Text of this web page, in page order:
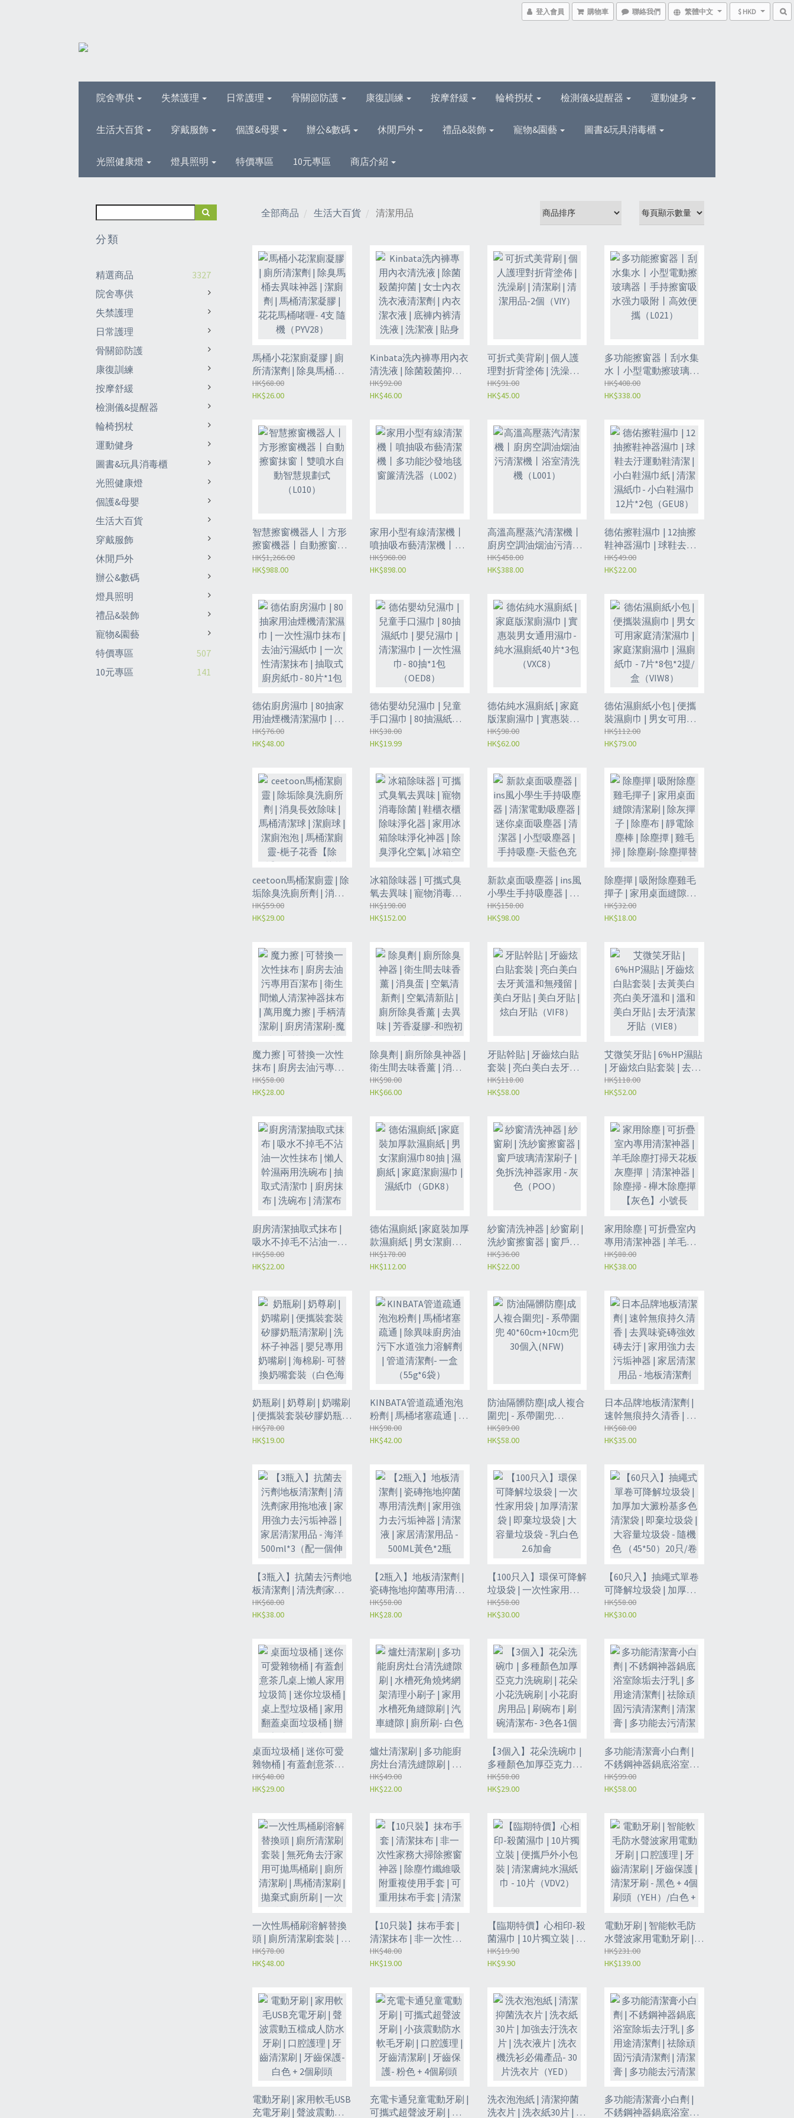
登入會員 購物車 聯絡我們 繁體中文 $ HKD
院舍專供 失禁護理 日常護理 骨關節防護 康復訓練 按摩舒緩 輪椅拐杖 檢測儀&提醒器 運動健身
生活大百貨 穿戴服飾 個護&母嬰 辦公&數碼 休閒戶外 禮品&裝飾 寵物&園藝 圖書&玩具消毒櫃
光照健康燈 燈具照明 特價專區 10元專區 商店介紹
分類
精選商品
3327
院舍專供
失禁護理
日常護理
骨關節防護
康復訓練
按摩舒緩
檢測儀&提醒器
輪椅拐杖
運動健身
圖書&玩具消毒櫃
光照健康燈
個護&母嬰
生活大百貨
穿戴服飾
休閒戶外
辦公&數碼
燈具照明
禮品&裝飾
寵物&園藝
特價專區
507
10元專區
141
全部商品 生活大百貨 清潔用品
馬桶小花潔廁凝膠 | 廁
所清潔劑 | 除臭馬桶去
異味神器 | 潔廁劑 | 馬桶
清潔凝膠 | 花花馬桶啫
HK$68.00
HK$26.00
Kinbata洗內褲專用內衣
清洗液 | 除菌殺菌抑菌 |
女士內衣洗衣液清潔劑 |
內衣潔衣液 | 底褲内裤
HK$92.00
HK$46.00
可折式美背刷 | 個人護
理對折背塗佈 | 洗澡刷 |
清潔刷 | 清潔用品-2個
（VIY）
HK$91.00
HK$45.00
多功能擦窗器丨刮水集
水丨小型電動擦玻璃器
丨手持擦窗吸水强力吸
附丨高效便攜（L021）
HK$408.00
HK$338.00
智慧擦窗機器人丨方形
擦窗機器丨自動擦窗抹
窗丨雙噴水自動智慧規
劃式（L010）
HK$1,266.00
HK$988.00
家用小型有線清潔機丨
噴抽吸布藝清潔機丨多
功能沙發地毯窗簾清洗
器（L002）
HK$968.00
HK$898.00
高溫高壓蒸汽清潔機丨
廚房空調油烟油污清潔
機丨浴室清洗機
（L001）
HK$458.00
HK$388.00
德佑擦鞋濕巾 | 12抽擦
鞋神器濕巾 | 球鞋去汙
運動鞋清潔 | 小白鞋濕
巾紙 | 清潔濕紙巾- 小白
HK$49.00
HK$22.00
德佑廚房濕巾 | 80抽家
用油煙機清潔濕巾 | 一
次性濕巾抹布 | 去油污
濕紙巾 | 一次性清潔抹
片*1包（GXB8）
HK$76.00
HK$48.00
德佑嬰幼兒濕巾 | 兒童
手口濕巾 | 80抽濕紙巾 |
嬰兒濕巾 | 清潔濕巾 | 一
次性濕巾- 80抽*1包
HK$38.00
HK$19.99
德佑純水濕廁紙 | 家庭
版潔廁濕巾 | 實惠裝男
女通用濕巾- 純水濕廁
紙40片*3包（VXC8）
HK$98.00
HK$62.00
德佑濕廁紙小包 | 便攜
裝濕廁巾 | 男女可用家
庭清潔濕巾 | 家庭潔廁
濕巾 | 濕廁紙巾 - 7片*8
HK$112.00
HK$79.00
ceetoon馬桶潔廁靈 | 除
垢除臭洗廁所劑 | 消臭
長效除味 | 馬桶清潔球 |
潔廁球 | 潔廁泡泡 | 馬桶
味】（GET8）/茉莉花
香【除味】（GET28）
HK$59.00
HK$29.00
冰箱除味器 | 可攜式臭
氧去異味 | 寵物消毒除
菌 | 鞋櫃衣櫃除味淨化
器 | 家用冰箱除味淨化
箱空氣淨化器 -天空藍
（GES）
HK$198.00
HK$152.00
新款桌面吸塵器 | ins風
小學生手持吸塵器 | 清
潔電動吸塵器 | 迷你桌
面吸塵器 | 清潔器 | 小型
色充電款（GEF）
HK$158.00
HK$98.00
除塵撣 | 吸附除塵雞毛
撣子 | 家用桌面縫隙清
潔刷 | 除灰撣子 | 除塵布
| 靜電除塵棒 | 除塵撢 |
替換頭10片+1個手柄
（GED）
HK$32.00
HK$18.00
魔力擦 | 可替換一次性
抹布 | 廚房去油污專用
百潔布 | 衛生間懶人清
潔神器抹布 | 萬用魔力
片（GDZ）
HK$58.00
HK$28.00
除臭劑 | 廁所除臭神器 |
衛生間去味香薰 | 消臭
蛋 | 空氣清新劑 | 空氣清
新貼 | 廁所除臭香薰 | 去
（GDY8）
HK$98.00
HK$66.00
牙貼幹貼 | 牙齒炫白貼
套裝 | 亮白美白去牙黃
溫和無殘留 | 美白牙貼 |
美白牙貼 | 炫白牙貼
HK$118.00
HK$58.00
艾微笑牙貼 | 6%HP濕貼
| 牙齒炫白貼套裝 | 去黃
美白亮白美牙溫和 | 溫
和美白牙貼 | 去牙漬潔
HK$118.00
HK$52.00
廚房清潔抽取式抹布 |
吸水不掉毛不沾油一次
性抹布 | 懶人幹濕兩用
洗碗布 | 抽取式清潔巾 |
HK$58.00
HK$22.00
德佑濕廁紙 |家庭裝加厚
款濕廁紙 | 男女潔廁濕
巾80抽 | 濕廁紙 | 家庭潔
廁濕巾 | 濕紙巾
HK$178.00
HK$112.00
紗窗清洗神器 | 紗窗刷 |
洗紗窗擦窗器 | 窗戶玻
璃清潔刷子 | 免拆洗神
器家用 - 灰色（POO）
HK$36.00
HK$22.00
家用除塵 | 可折疊室內
專用清潔神器 | 羊毛除
塵打掃天花板灰塵撣｜
清潔神器 | 除塵掃 - 櫸木
HK$88.00
HK$38.00
奶瓶刷 | 奶尊刷 | 奶嘴刷
| 便攜裝套裝矽膠奶瓶清
潔刷 | 洗杯子神器 | 嬰兒
專用奶嘴刷 | 海棉刷- 可
綿）（ODY）
HK$78.00
HK$19.00
KINBATA管道疏通泡泡
粉劑 | 馬桶堵塞疏通 | 除
異味廚房油污下水道強
力溶解劑 | 管道清潔劑-
（GCS8）
HK$98.00
HK$42.00
防油隔髒防塵|成人複合
圍兜| - 系帶圍兜
40*60cm+10cm兜 30個
入(NFW)
HK$89.00
HK$58.00
日本品牌地板清潔劑 |
速幹無痕持久清香 | 去
異味瓷磚強效磚去汙 |
家用強力去污垢神器 |
潔劑500ml(濃縮款）
（GCK8）
HK$68.00
HK$35.00
【3瓶入】抗菌去污劑地
板清潔劑 | 清洗劑家用
拖地液 | 家用強力去污
垢神器 | 家居清潔用品 -
伸縮蓋子）（GCJ8）
HK$68.00
HK$38.00
【2瓶入】地板清潔劑 |
瓷磚拖地抑菌專用清洗
劑 | 家用強力去污垢神
器 | 清潔液 | 家居清潔用
（GCI8）
HK$58.00
HK$28.00
【100只入】環保可降解
垃圾袋 | 一次性家用袋 |
加厚清潔袋 | 即棄垃圾
袋 | 大容量垃圾袋 - 乳白
只/包）(GCC)
HK$58.00
HK$30.00
【60只入】抽繩式單卷
可降解垃圾袋 | 加厚加
大澱粉基多色清潔袋 |
即棄垃圾袋 | 大容量垃
20只/卷*3卷（GCB）
HK$58.00
HK$30.00
桌面垃圾桶 | 迷你可愛
雜物桶 | 有蓋創意茶几
桌上懶人家用垃圾筒 |
迷你垃圾桶 | 桌上型垃
廢紙簍 - 黃色小兔
（GBW）
HK$48.00
HK$29.00
爐灶清潔刷 | 多功能廚
房灶台清洗縫隙刷 | 水
槽死角燒烤網架清理小
刷子 | 家用水槽死角縫
HK$49.00
HK$22.00
【3個入】花朵洗碗巾 |
多種顏色加厚亞克力洗
碗刷 | 花朵小花洗碗刷 |
小花廚房用品 | 刷碗布 |
HK$58.00
HK$29.00
多功能清潔膏小白劑 |
不銹鋼神器鍋底浴室除
垢去汙乳 | 多用途清潔
劑 | 祛除頑固污漬清潔
450g（GBP8）
HK$99.00
HK$58.00
一次性馬桶刷溶解替換
頭 | 廁所清潔刷套裝 | 無
死角去汙家用可拋馬桶
刷 | 廁所清潔刷 | 馬桶清
+薰衣草替換頭
*6（GBG）
HK$78.00
HK$48.00
【10只裝】抹布手套 |
清潔抹布 | 非一次性家
務大掃除擦窗神器 | 除
塵竹纖維吸附重複使用
無紡布手套（10只裝）
（GBE）
HK$48.00
HK$19.00
【臨期特價】心相印-殺
菌濕巾 | 10片獨立裝 | 便
攜戶外小包裝 | 清潔膚
純水濕紙巾 - 10片
HK$19.90
HK$9.90
電動牙刷 | 智能軟毛防
水聲波家用電動牙刷 |
口腔護理 | 牙齒清潔刷 |
牙齒保護 | 清潔牙刷 - 黑
HK$231.00
HK$139.00
電動牙刷 | 家用軟毛USB
充電牙刷 | 聲波震動五
充電卡通兒童電動牙刷 |
可攜式超聲波牙刷 | 小
洗衣泡泡紙 | 清潔抑菌
洗衣片 | 洗衣紙30片 | 加
多功能清潔膏小白劑 |
不銹鋼神器鍋底浴室除